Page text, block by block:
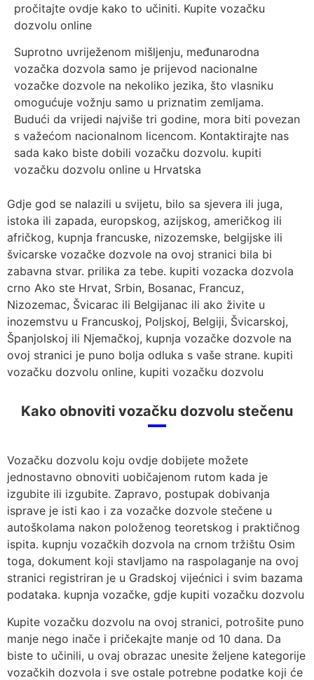
pročitajte ovdje kako to učiniti. Kupite vozačku
dozvolu online
Suprotno uvriježenom mišljenju, međunarodna
vozačka dozvola samo je prijevod nacionalne
vozačke dozvole na nekoliko jezika, što vlasniku
omogućuje vožnju samo u priznatim zemljama.
Budući da vrijedi najviše tri godine, mora biti povezan
s važećom nacionalnom licencom. Kontaktirajte nas
sada kako biste dobili vozačku dozvolu. kupiti
vozačku dozvolu online u Hrvatska
Gdje god se nalazili u svijetu, bilo sa sjevera ili juga,
istoka ili zapada, europskog, azijskog, američkog ili
afričkog, kupnja francuske, nizozemske, belgijske ili
švicarske vozačke dozvole na ovoj stranici bila bi
zabavna stvar. prilika za tebe. kupiti vozacka dozvola
crno Ako ste Hrvat, Srbin, Bosanac, Francuz,
Nizozemac, Švicarac ili Belgijanac ili ako živite u
inozemstvu u Francuskoj, Poljskoj, Belgiji, Švicarskoj,
Španjolskoj ili Njemačkoj, kupnja vozačke dozvole na
ovoj stranici je puno bolja odluka s vaše strane. kupiti
vozačku dozvolu online, kupiti vozačku dozvolu
Kako obnoviti vozačku dozvolu stečenu
Vozačku dozvolu koju ovdje dobijete možete
jednostavno obnoviti uobičajenom rutom kada je
izgubite ili izgubite. Zapravo, postupak dobivanja
isprave je isti kao i za vozačke dozvole stečene u
autoškolama nakon položenog teoretskog i praktičnog
ispita. kupnju vozačkih dozvola na crnom tržištu Osim
toga, dokument koji stavljamo na raspolaganje na ovoj
stranici registriran je u Gradskoj vijećnici i svim bazama
podataka. kupnja vozačke, gdje kupiti vozačku dozvolu
Kupite vozačku dozvolu na ovoj stranici, potrošite puno
manje nego inače i pričekajte manje od 10 dana. Da
biste to učinili, u ovaj obrazac unesite željene kategorije
vozačkih dozvola i sve ostale potrebne podatke koji će